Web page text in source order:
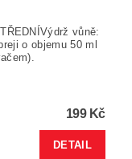
vůně:
o objemu 50 ml
199 Kč
DETAIL